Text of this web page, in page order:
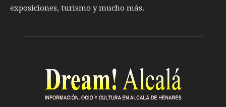
exposiciones, turismo y mucho más.